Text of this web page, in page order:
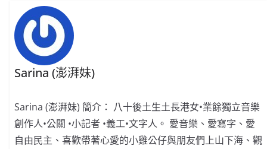
o
k
o
Sarina (澎湃妹)
Sarina (澎湃妹) 簡介： 八十後土生土長港女•業餘獨立音樂
創作人•公關 •小記者 •義工•文字人。 愛音樂、愛寫字、愛
自由民主、喜歡帶著心愛的小雞公仔與朋友們上山下海、觀